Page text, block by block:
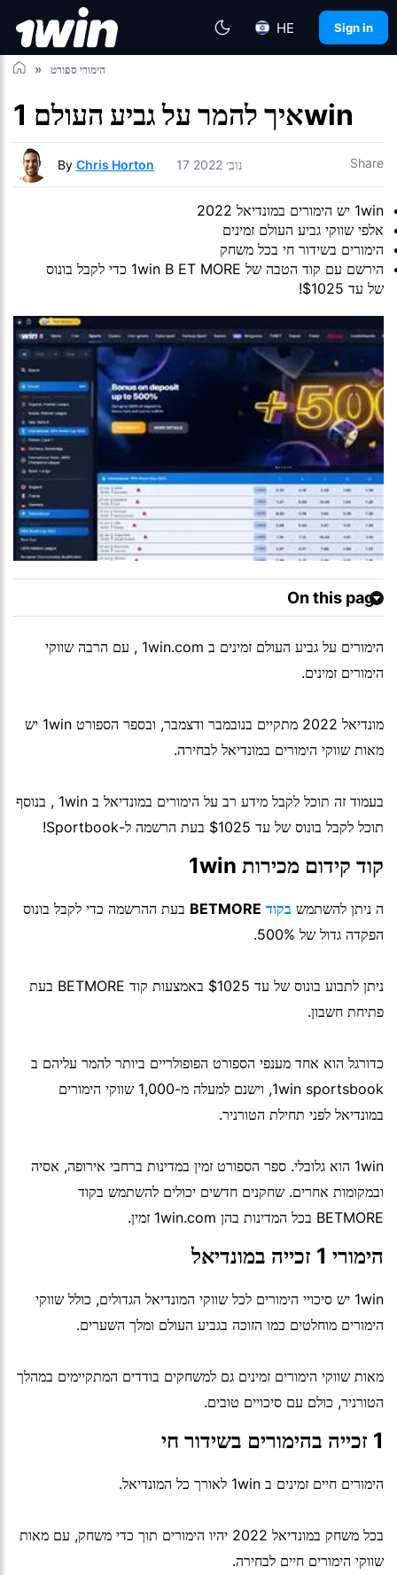
HE Sign in
הימורי ספורט
איך להמר על גביע העולם 1win
By Chris Horton 17 נוב׳ 2022 Share
1win יש הימורים במונדיאל 2022
אלפי שווקי גביע העולם זמינים
הימורים בשידור חי בכל משחק
הירשם עם קוד הטבה של 1win B ET MORE כדי לקבל בונוס
של עד $1025!
On this page
הימורים על גביע העולם זמינים ב 1win.com , עם הרבה שווקי
הימורים זמינים.
מונדיאל 2022 מתקיים בנובמבר ודצמבר, ובספר הספורט 1win יש
מאות שווקי הימורים במונדיאל לבחירה.
בעמוד זה תוכל לקבל מידע רב על הימורים במונדיאל ב 1win , בנוסף
תוכל לקבל בונוס של עד $1025 בעת הרשמה ל-Sportbook!
קוד קידום מכירות 1win
ה ניתן להשתמש בקוד BETMORE בעת ההרשמה כדי לקבל בונוס
הפקדה גדול של 500%.
ניתן לתבוע בונוס של עד $1025 באמצעות קוד BETMORE בעת
פתיחת חשבון.
כדורגל הוא אחד מענפי הספורט הפופולריים ביותר להמר עליהם ב
1win sportsbook, וישנם למעלה מ-1,000 שווקי הימורים
במונדיאל לפני תחילת הטורניר.
1win הוא גלובלי. ספר הספורט זמין במדינות ברחבי אירופה, אסיה
ובמקומות אחרים. שחקנים חדשים יכולים להשתמש בקוד
BETMORE בכל המדינות בהן 1win.com זמין.
הימורי 1 זכייה במונדיאל
1win יש סיכויי הימורים לכל שווקי המונדיאל הגדולים, כולל שווקי
הימורים מוחלטים כמו הזוכה בגביע העולם ומלך השערים.
מאות שווקי הימורים זמינים גם למשחקים בודדים המתקיימים במהלך
הטורניר, כולם עם סיכויים טובים.
1 זכייה בהימורים בשידור חי
הימורים חיים זמינים ב 1win לאורך כל המונדיאל.
בכל משחק במונדיאל 2022 יהיו הימורים תוך כדי משחק, עם מאות
שווקי הימורים חיים לבחירה.